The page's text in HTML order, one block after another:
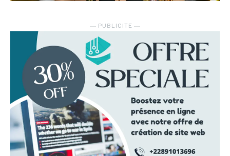
― PUBLICITE ―